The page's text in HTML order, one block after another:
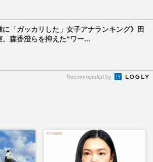
に「ガッカリした」女子アナランキング》田
、森香澄らを抑えた“ワー...
Recommended by